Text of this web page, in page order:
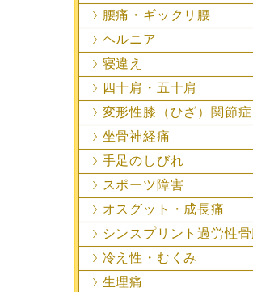
腰痛・ギックリ腰
ヘルニア
寝違え
四十肩・五十肩
変形性膝（ひざ）関節症
坐骨神経痛
手足のしびれ
スポーツ障害
オスグット・成長痛
シンスプリント過労性
冷え性・むくみ
生理痛